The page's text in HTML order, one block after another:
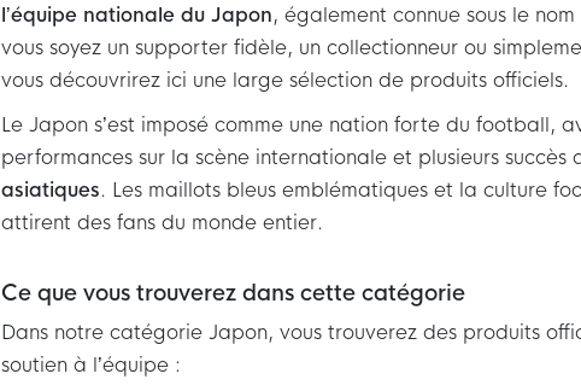
l’équipe nationale du Japon, également connue sous le
vous soyez un supporter fidèle, un collectionneur ou
vous découvrirez ici une large sélection de produits officiels.
Le Japon s’est imposé comme une nation forte du football,
performances sur la scène internationale et plusieurs succès
asiatiques. Les maillots bleus emblématiques et la culture
attirent des fans du monde entier.
Ce que vous trouverez dans cette catégorie
Dans notre catégorie Japon, vous trouverez des produits
soutien à l’équipe :